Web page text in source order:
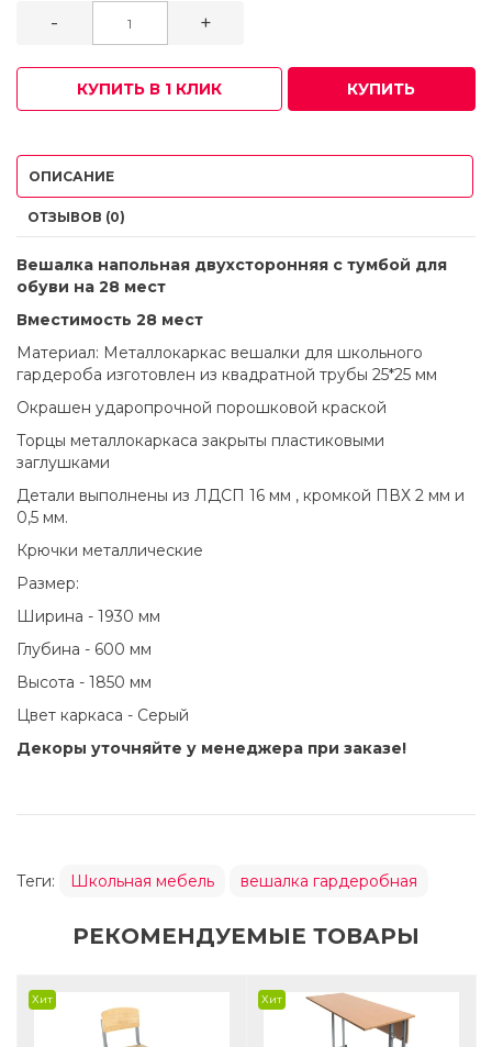
- +
КУПИТЬ В 1 КЛИК КУПИТЬ
ОПИСАНИЕ
ОТЗЫВОВ (0)
Вешалка напольная двухсторонняя с тумбой для
обуви на 28 мест
Вместимость 28 мест
Материал: Металлокаркас вешалки для школьного
гардероба изготовлен из квадратной трубы 25*25 мм
Окрашен ударопрочной порошковой краской
Торцы металлокаркаса закрыты пластиковыми
заглушками
Детали выполнены из ЛДСП 16 мм , кромкой ПВХ 2 мм и
0,5 мм.
Крючки металлические
Размер:
Ширина - 1930 мм
Глубина - 600 мм
Высота - 1850 мм
Цвет каркаса - Серый
Декоры уточняйте у менеджера при заказе!
Теги: Школьная мебель вешалка гардеробная
РЕКОМЕНДУЕМЫЕ ТОВАРЫ
Хит Хит